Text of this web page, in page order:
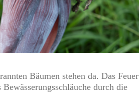
Bäumen stehen da. Das Feuer
durch die